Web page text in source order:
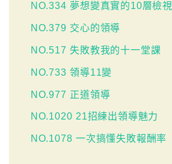
NO.334 夢想變真實的10層檢視
NO.379 交心的領導
NO.517 失敗教我的十一堂課
NO.733 領導11變
NO.977 正道領導
NO.1020 21招練出領導魅力
NO.1078 一次搞懂失敗報酬率